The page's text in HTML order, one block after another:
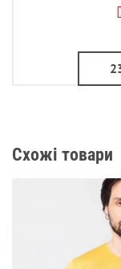
Схожі товари